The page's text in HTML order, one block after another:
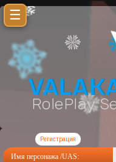
Регистрация
Имя персонажа /UAS:
☰